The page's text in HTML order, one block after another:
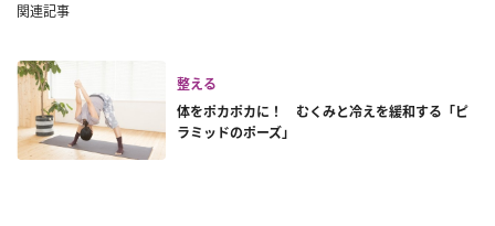
関連記事
整える
体をポカポカに！ むくみと冷えを緩和する「ピ
ラミッドのポーズ」